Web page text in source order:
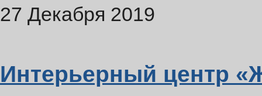
27 Декабря 2019
Интерьерный центр